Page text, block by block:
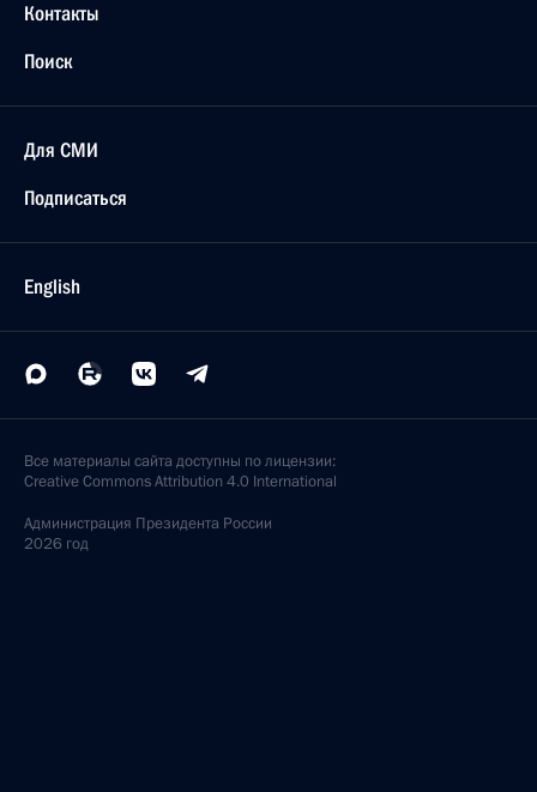
Контакты
Поиск
Для СМИ
Подписаться
English
Все материалы сайта доступны по лицензии:
Creative Commons Attribution 4.0 International
Администрация Президента России
2026 год